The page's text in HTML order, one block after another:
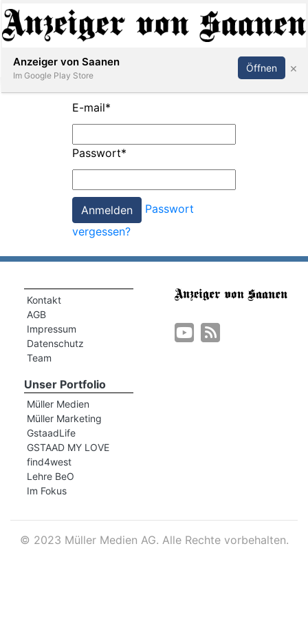
Abonnieren Anmelden
E-mail*
Passwort*
Passwort
vergessen?
Kontakt
AGB
Impressum
Datenschutz
Team
Unser Portfolio
Müller Medien
Müller Marketing
GstaadLife
GSTAAD MY LOVE
find4west
Lehre BeO
Im Fokus
© 2023 Müller Medien AG. Alle Rechte vorbehalten.
Anzeiger von Saanen
Im Google Play Store
Öffnen ×